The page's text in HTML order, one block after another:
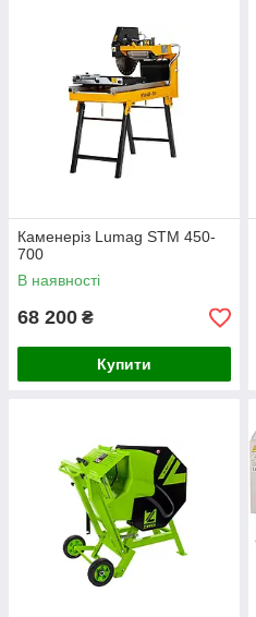
Каменеріз Lumag STM 450-
700
В наявності
68 200 ₴
Купити